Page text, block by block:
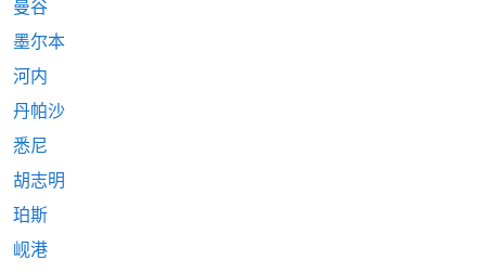
曼谷
墨尔本
河内
丹帕沙
悉尼
胡志明
珀斯
岘港